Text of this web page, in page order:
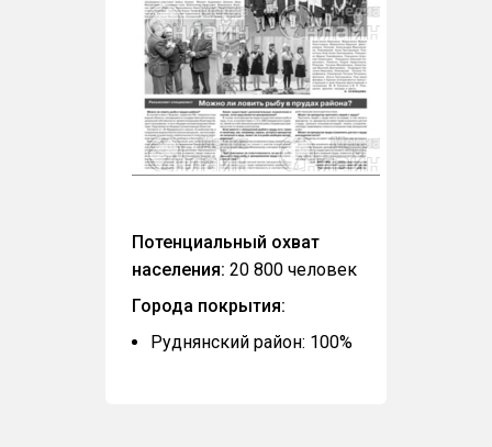
Потенциальный охват
населения: 20 800 человек
Города покрытия:
Руднянский район: 100%